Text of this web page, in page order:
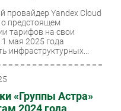
провайдер Yandex Cloud
предстоящем
тарифов на свои
1 мая 2025 года
инфраструктурных...
«Группы Астра»
2024 года